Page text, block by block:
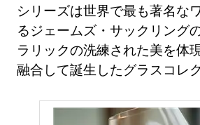
シリーズは世界で最も著名な
るジェームズ・サックリング
ラリックの洗練された美を体
融合して誕生したグラスコレ